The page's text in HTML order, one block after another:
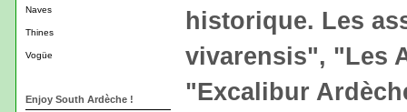
Naves
Thines
Vogüe
Enjoy South Ardèche !
historique. Les
vivarensis", "Les
"Excalibur